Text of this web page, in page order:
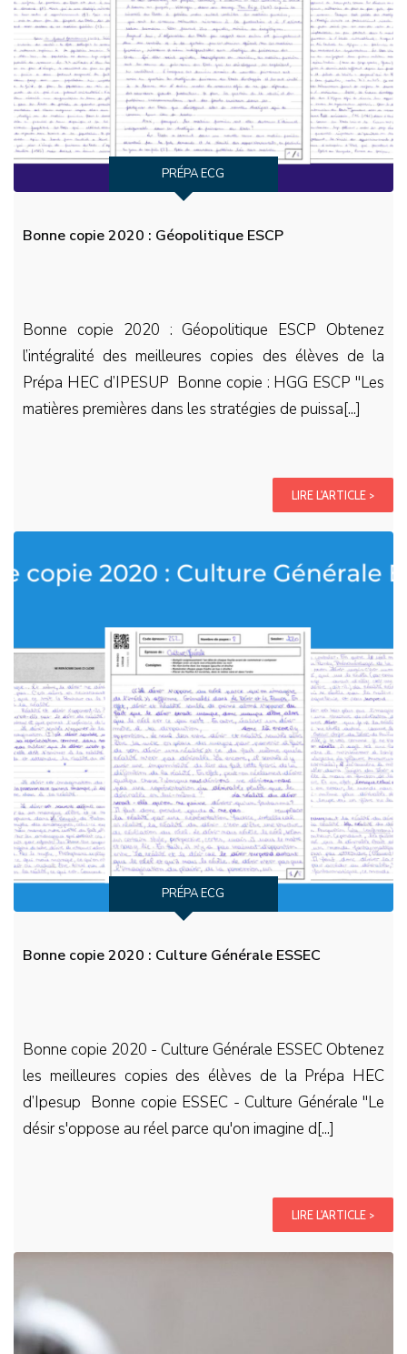
PRÉPA ECG
Bonne copie 2020 : Géopolitique ESCP
Bonne copie 2020 : Géopolitique ESCP Obtenez
l’intégralité des meilleures copies des élèves de la
Prépa HEC d’IPESUP Bonne copie : HGG ESCP "Les
matières premières dans les stratégies de puissa[...]
LIRE L'ARTICLE >
PRÉPA ECG
Bonne copie 2020 : Culture Générale ESSEC
Bonne copie 2020 - Culture Générale ESSEC Obtenez
les meilleures copies des élèves de la Prépa HEC
d’Ipesup Bonne copie ESSEC - Culture Générale "Le
désir s'oppose au réel parce qu'on imagine d[...]
LIRE L'ARTICLE >